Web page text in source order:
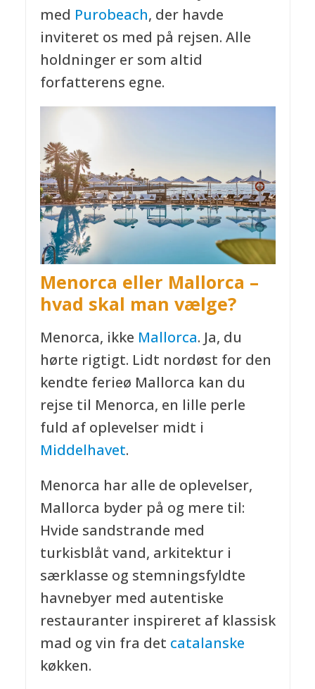
med Purobeach, der havde
inviteret os med på rejsen. Alle
holdninger er som altid
forfatterens egne.
Menorca eller Mallorca –
hvad skal man vælge?
Menorca, ikke Mallorca. Ja, du
hørte rigtigt. Lidt nordøst for den
kendte ferieø Mallorca kan du
rejse til Menorca, en lille perle
fuld af oplevelser midt i
Middelhavet.
Menorca har alle de oplevelser,
Mallorca byder på og mere til:
Hvide sandstrande med
turkisblåt vand, arkitektur i
særklasse og stemningsfyldte
havnebyer med autentiske
restauranter inspireret af klassisk
mad og vin fra det catalanske
køkken.